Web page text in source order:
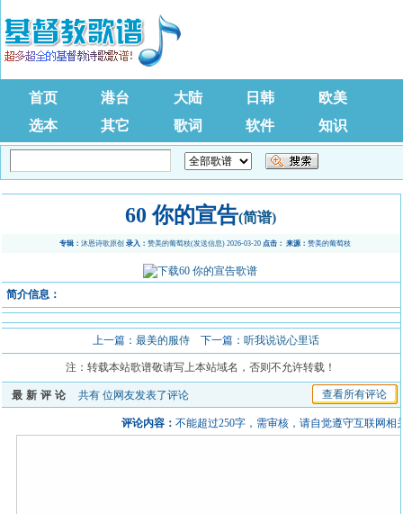
首页 港台 大陆 日韩
欧美
选本
其它 歌词 软件 知识
60 你的宣告(简谱)
专辑： 沐恩诗歌原创 录入： 赞美的葡萄枝(发送信息) 2026-03-20点击： 来源： 赞美的葡萄枝
简介信息：
上一篇： 最美的服侍下一篇： 听我说说心里话
注：转载本站歌谱敬请写上本站域名，否则不允许转载！
最新评论 共有位网友发表了评论 查看所有评论
评论内容：不能超过250字，需审核，请自觉遵守互联网相